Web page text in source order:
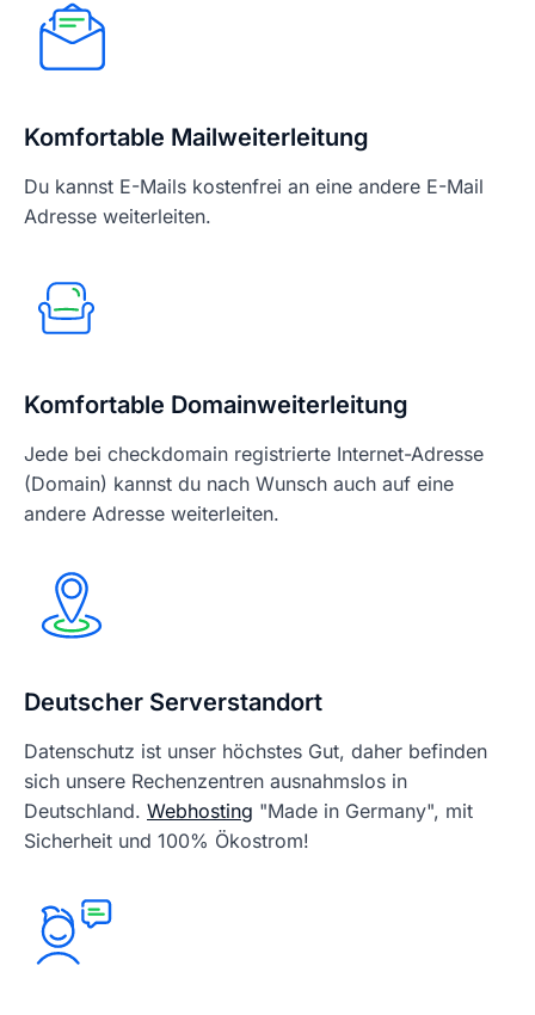
Komfortable Mailweiterleitung
Du kannst E-Mails kostenfrei an eine andere E-Mail
Adresse weiterleiten.
Komfortable Domainweiterleitung
Jede bei checkdomain registrierte Internet-Adresse
(Domain) kannst du nach Wunsch auch auf eine
andere Adresse weiterleiten.
Deutscher Serverstandort
Datenschutz ist unser höchstes Gut, daher befinden
sich unsere Rechenzentren ausnahmslos in
Deutschland. Webhosting "Made in Germany", mit
Sicherheit und 100% Ökostrom!